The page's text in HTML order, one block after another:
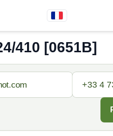
410 [0651B]